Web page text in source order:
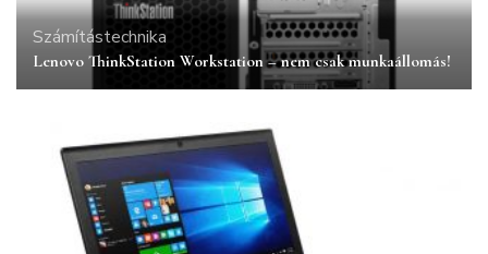
Számítástechnika
Lenovo ThinkStation Workstation – nem csak munkaállomás!